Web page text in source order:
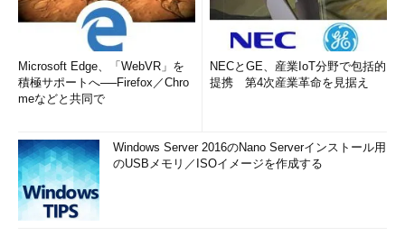
Microsoft Edge、「WebVR」を
積極サポートへ──Firefox／Chro
meなどと共同で
NECとGE、産業IoT分野で包括的
提携 第4次産業革命を見据え
Windows Server 2016のNano Serverインストール用
のUSBメモリ／ISOイメージを作成する